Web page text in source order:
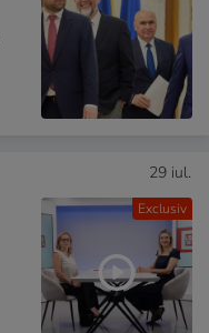
Exclusiv
29 iul.